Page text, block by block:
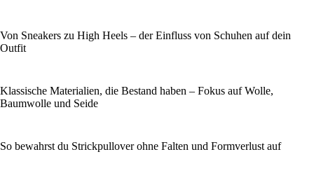
Von Sneakers zu High Heels – der Einfluss von Schuhen auf dein
Outfit
Klassische Materialien, die Bestand haben – Fokus auf Wolle,
Baumwolle und Seide
So bewahrst du Strickpullover ohne Falten und Formverlust auf